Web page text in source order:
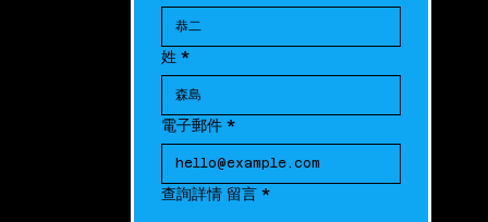
姓 *
電子郵件 *
查詢詳情 留言 *